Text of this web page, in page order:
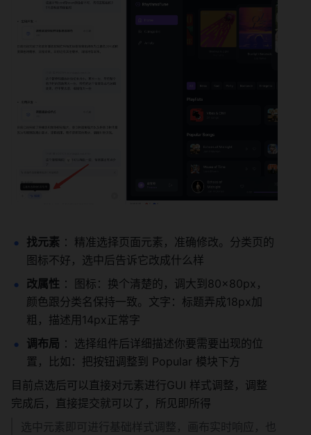
找元素 ：精准选择页面元素，准确修改。分类页的
图标不好，选中后告诉它改成什么样
改属性 ：图标：换个清楚的，调大到80×80px，
颜色跟分类名保持一致。文字：标题弄成18px加
粗，描述用14px正常字
调布局 ：选择组件后详细描述你要需要出现的位
置，比如：把按钮调整到 Popular 模块下方
目前点选后可以直接对元素进行GUI 样式调整，调整
完成后，直接提交就可以了，所见即所得
选中元素即可进行基础样式调整，画布实时响应，也